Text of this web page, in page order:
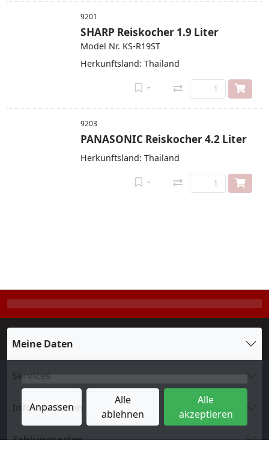
9201
SHARP Reiskocher 1.9 Liter
Model Nr. KS-R19ST
Herkunftsland: Thailand
9203
PANASONIC Reiskocher 4.2 Liter
Herkunftsland: Thailand
Meine Daten
Services
Informationen
Zahlungsarten
Anpassen
Alle
ablehnen
Alle
akzeptieren